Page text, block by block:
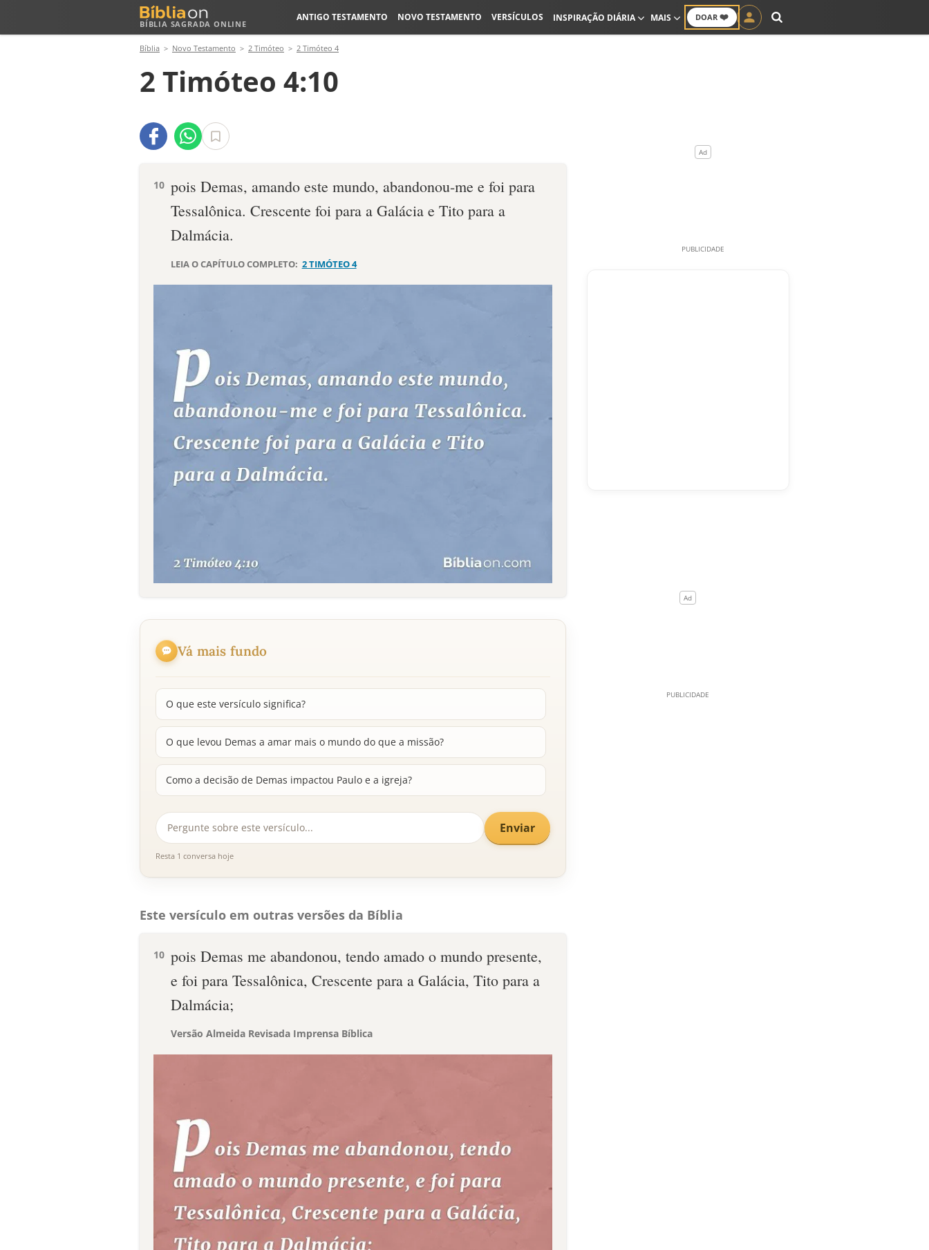
BÍBLIA SAGRADA ONLINE
DOAR ❤️
ANTIGO TESTAMENTO NOVO TESTAMENTO VERSÍCULOS INSPIRAÇÃO DIÁRIA MAIS
Bíblia Novo Testamento 2 Timóteo 2 Timóteo 4
2 Timóteo 4:10
10 pois Demas, amando este mundo, abandonou-me e foi para
Tessalônica. Crescente foi para a Galácia e Tito para a
Dalmácia.
LEIA O CAPÍTULO COMPLETO: 2 TIMÓTEO 4
Vá mais fundo
O que este versículo significa?
O que levou Demas a amar mais o mundo do que a missão?
Como a decisão de Demas impactou Paulo e a igreja?
Enviar
Resta 1 conversa hoje
Este versículo em outras versões da Bíblia
10 pois Demas me abandonou, tendo amado o mundo presente,
e foi para Tessalônica, Crescente para a Galácia, Tito para a
Dalmácia;
Versão Almeida Revisada Imprensa Bíblica